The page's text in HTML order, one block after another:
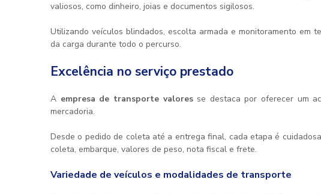
valiosos, como dinheiro, joias e documentos sigilosos.
Utilizando veículos blindados, escolta armada e monitoramento em
da carga durante todo o percurso.
Excelência no serviço prestado
A empresa de transporte valoresse destaca por oferecer um
mercadoria.
Desde o pedido de coleta até a entrega final, cada etapa é
coleta, embarque, valores de peso, nota fiscal e frete.
Variedade de veículos e modalidades de transporte